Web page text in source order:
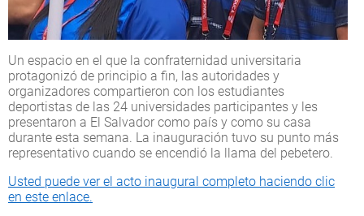
Un espacio en el que la confraternidad universitaria
protagonizó de principio a fin, las autoridades y
organizadores compartieron con los estudiantes
deportistas de las 24 universidades participantes y les
presentaron a El Salvador como país y como su casa
durante esta semana. La inauguración tuvo su punto más
representativo cuando se encendió la llama del pebetero.
Usted puede ver el acto inaugural completo haciendo clic
en este enlace.